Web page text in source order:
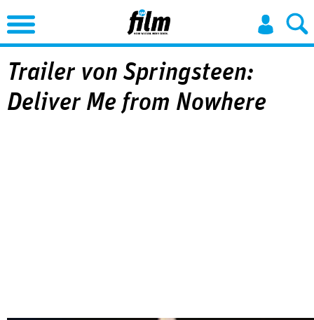
Jump to Navigation
Trailer von Springsteen:
Deliver Me from Nowhere